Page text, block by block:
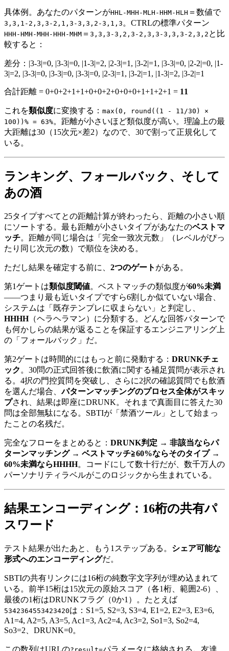
具体例。あなたのパターンがHHL-MHH-MLH-HHM-HLH ＝数値で
3,3,1-2,3,3-2,1,3-3,3,2-3,1,3 。CTRLの標準パターン
HHH-HMH-MHH-HHH-MHM ＝ 3,3,3-3,2,3-2,3,3-3,3,3-2,3,2 と比
較すると：
差分：|3-3|=0, |3-3|=0, |1-3|=2, |2-3|=1, |3-2|=1, |3-3|=0, |2-2|=0, |1-
3|=2, |3-3|=0, |3-3|=0, |3-3|=0, |2-3|=1, |3-2|=1, |1-3|=2, |3-2|=1
合計距離 = 0+0+2+1+1+0+0+2+0+0+0+1+1+2+1 = 11
これを類似度に変換する： max(0, round((1 - 11/30) ×
100))% = 63%。距離が小さいほど類似度が高い。理論上の最
大距離は30（15次元×差2）なので、30で割って正規化して
いる。
ランキング、フォールバック、そして
あの酒
25タイプすべてとの距離計算が終わったら、距離の小さい順
にソートする。最も距離が小さいタイプがあなたのベストマ
ッチ。距離が同じ場合は「完全一致次元数」（レベルがぴっ
たり同じ次元の数）で順位を決める。
ただし結果を確定する前に、 2つのゲート がある。
第1ゲートは類似度閾値。ベストマッチの類似度が60%未満
——つまり最も近いタイプですら6割しか似ていない場合、
システムは「既存テンプレに収まらない」と判定し、
HHHH（ヘラヘラマン）に分類する。どんな回答パターンで
も何かしらの結果が返ることを保証するエンジニアリング上
の「フォールバック」だ。
第2ゲートは時間的にはもっと前に発動する： DRUNKチェ
ック 。30問の正式回答後に飲酒に関する補足質問が表示され
る。4択の門控質問を突破し、さらに2択の確認質問でも飲酒
を選んだ場合、パターンマッチングのプロセス全体がスキッ
プされ、結果は即座にDRUNK。それまで真面目に答えた30
問は全部無駄になる。SBTIが「禁酒ツール」として始まっ
たことの名残だ。
完全なフローをまとめると： DRUNK判定 → 非該当ならパ
ターンマッチング → ベストマッチ≧60%ならそのタイプ →
60%未満ならHHHH。コードにして数十行だが、数千万人の
パーソナリティラベルがこのロジックから生まれている。
結果エンコーディング：16桁の共有パ
スワード
テスト結果が出たあと、もう1ステップある。 シェア可能な
形式へのエンコーディングだ。
SBTIの共有リンクには16桁の純数字文字列が埋め込まれて
いる。前半15桁は15次元の原始スコア（各1桁、範囲2-6）、
最後の1桁はDRUNKフラグ（0か1）。たとえば
5342364553423420は：S1=5, S2=3, S3=4, E1=2, E2=3, E3=6,
A1=4, A2=5, A3=5, Ac1=3, Ac2=4, Ac3=2, So1=3, So2=4,
So3=2、DRUNK=0。
この数列はURLの
パラメータに格納される。友達